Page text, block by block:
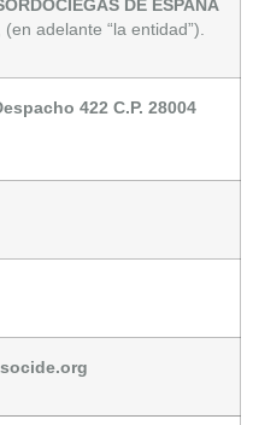
DE ESPAÑA
, (en adelante “la entidad”).
422 C.P. 28004